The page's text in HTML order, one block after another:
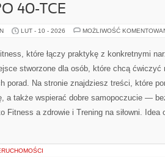
40-TCE
LUT - 10 - 2026 MOŻLIWOŚĆ
które łączy praktykę z konkretnymi
stworzone dla osób, które chcą ćwiczyć
porad. Na stronie znajdziesz treści, które
a także wspierać dobre samopoczucie —
Fitness a zdrowie i Trening na siłowni.